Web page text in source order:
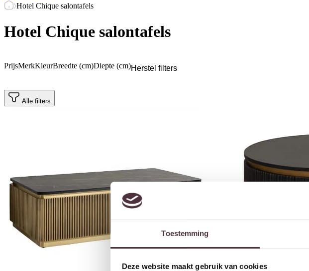
Toestemming
Deze website maakt gebruik van cookies
Hotel Chique salontafels
Hotel Chique salontafels
PrijsMerkKleurBreedte (cm)Diepte (cm)Herstel filters
Alle filters